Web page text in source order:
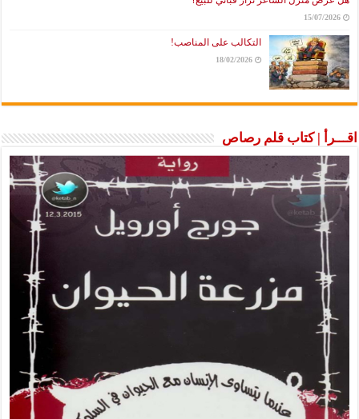
15/07/2026
التكالب على المناصب!
18/02/2026
اقـــرأ | كتاب قلم رصاص